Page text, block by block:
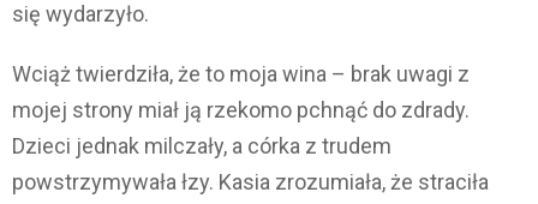
się wydarzyło.
Wciąż twierdziła, że to moja wina – brak uwagi z
mojej strony miał ją rzekomo pchnąć do zdrady.
Dzieci jednak milczały, a córka z trudem
powstrzymywała łzy. Kasia zrozumiała, że straciła